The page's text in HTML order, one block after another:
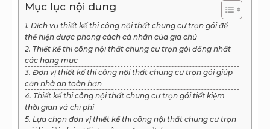
Mục lục nội dung
1. Dịch vụ thiết kế thi công nội thất chung cư trọn gói để
thể hiện được phong cách cá nhân của gia chủ
2. Thiết kế thi công nội thất chung cư trọn gói đồng nhất
các hạng mục
3. Đơn vị thiết kế thi công nội thất chung cư trọn gói giúp
căn nhà an toàn hơn
4. Thiết kế thi công nội thất chung cư trọn gói tiết kiệm
thời gian và chi phí
5. Lựa chọn đơn vị thiết kế thi công nội thất chung cư trọn